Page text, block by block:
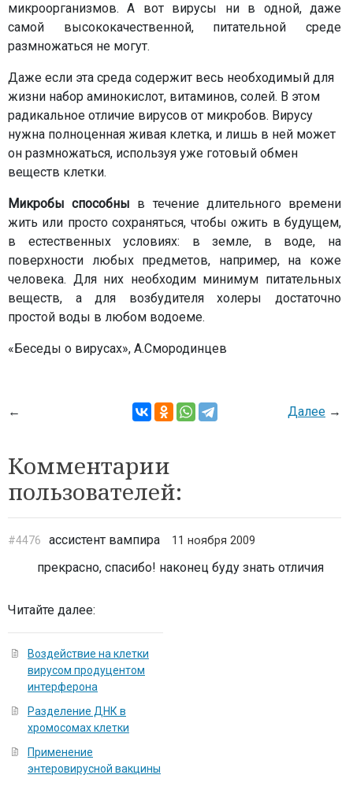
микроорганизмов. А вот вирусы ни в одной, даже
самой высококачественной, питательной среде
размножаться не могут.
Даже если эта среда содержит весь необходимый для
жизни набор аминокислот, витаминов, солей. В этом
радикальное отличие вирусов от микробов. Вирусу
нужна полноценная живая клетка, и лишь в ней может
он размножаться, используя уже готовый обмен
веществ клетки.
Микробы способны в течение длительного времени
жить или просто сохраняться, чтобы ожить в будущем,
в естественных условиях: в земле, в воде, на
поверхности любых предметов, например, на коже
человека. Для них необходим минимум питательных
веществ, а для возбудителя холеры достаточно
простой воды в любом водоеме.
«Беседы о вирусах», А.Смородинцев
← Далее →
Комментарии
пользователей:
#4476 ассистент вампира 11 ноября 2009
прекрасно, спасибо! наконец буду знать отличия
Читайте далее:
Воздействие на клетки
вирусом продуцентом
интерферона
Разделение ДНК в
хромосомах клетки
Применение
энтеровирусной вакцины